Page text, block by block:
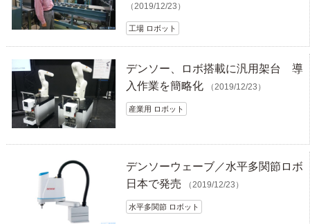
（2019/12/23）
工場 ロボット
デンソー、ロボ搭載に汎用架台 導
入作業を簡略化
（2019/12/23）
産業用 ロボット
デンソーウェーブ／水平多関節ロボ
日本で発売
（2019/12/23）
水平多関節 ロボット